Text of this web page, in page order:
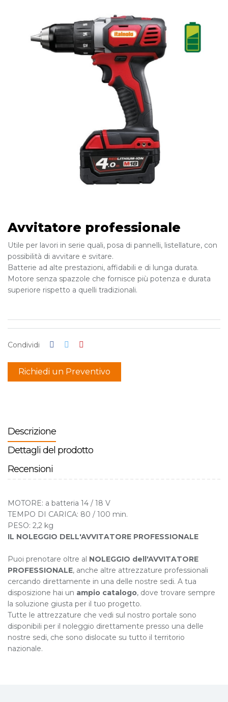
Avvitatore professionale
Utile per lavori in serie quali, posa di pannelli, listellature, con
possibilità di avvitare e svitare.
Batterie ad alte prestazioni, affidabili e di lunga durata.
Motore senza spazzole che fornisce più potenza e durata
superiore rispetto a quelli tradizionali.
Condividi
Richiedi un Preventivo
Descrizione
Dettagli del prodotto
Recensioni
MOTORE: a batteria 14 / 18 V
TEMPO DI CARICA: 80 / 100 min.
PESO: 2,2 kg
IL NOLEGGIO DELL'AVVITATORE PROFESSIONALE
Puoi prenotare oltre al NOLEGGIO dell'AVVITATORE
PROFESSIONALE, anche altre attrezzature professionali
cercando direttamente in una delle nostre sedi. A tua
disposizione hai un ampio catalogo, dove trovare sempre
la soluzione giusta per il tuo progetto.
Tutte le attrezzature che vedi sul nostro portale sono
disponibili per il noleggio direttamente presso una delle
nostre sedi, che sono dislocate su tutto il territorio
nazionale.